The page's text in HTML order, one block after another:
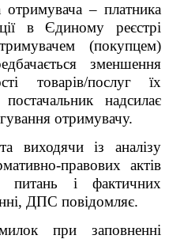
отримувача – платника
в Єдиному реєстрі
(покупцем)
зменшення
товарів/послуг їх
надсилає
отримувачу.
виходячи із аналізу
правових актів
питань і фактичних
ДПС повідомляє.
при заповненні